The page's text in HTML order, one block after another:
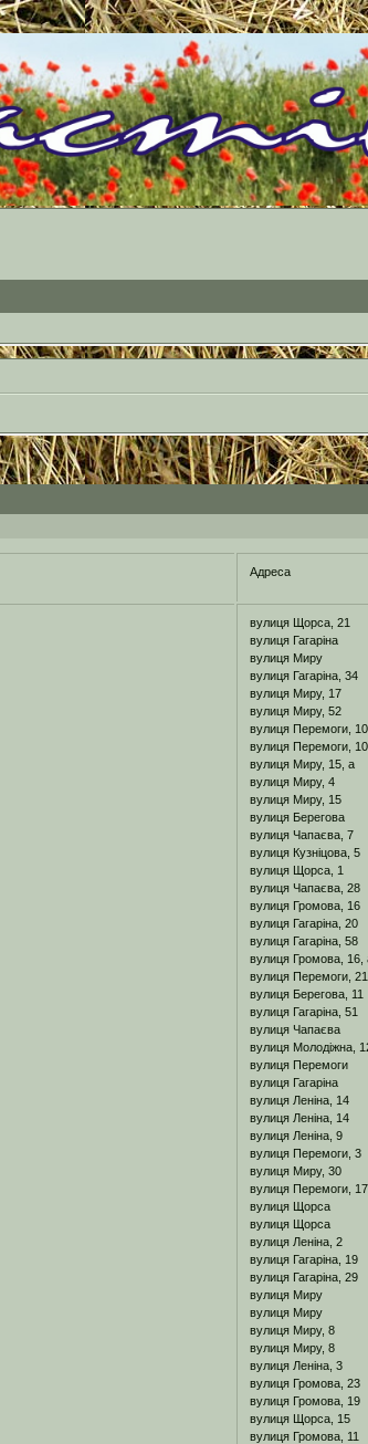
Адреса
вулиця Щорса, 21
вулиця Гагаріна
вулиця Миру
вулиця Гагаріна, 34
вулиця Миру, 17
вулиця Миру, 52
вулиця Перемоги,
вулиця Перемоги,
вулиця Миру, 15, а
вулиця Миру, 4
вулиця Миру, 15
вулиця Берегова
вулиця Чапаєва, 7
вулиця Кузніцова, 5
вулиця Щорса, 1
вулиця Чапаєва, 28
вулиця Громова, 16
вулиця Гагаріна, 20
вулиця Гагаріна, 58
вулиця Громова, 16,
вулиця Перемоги, 21
вулиця Берегова, 11
вулиця Гагаріна, 51
вулиця Чапаєва
вулиця Молодіжна,
вулиця Перемоги
вулиця Гагаріна
вулиця Леніна, 14
вулиця Леніна, 14
вулиця Леніна, 9
вулиця Перемоги, 3
вулиця Миру, 30
вулиця Перемоги, 17
вулиця Щорса
вулиця Щорса
вулиця Леніна, 2
вулиця Гагаріна, 19
вулиця Гагаріна, 29
вулиця Миру
вулиця Миру
вулиця Миру, 8
вулиця Миру, 8
вулиця Леніна, 3
вулиця Громова, 23
вулиця Громова, 19
вулиця Щорса, 15
вулиця Громова, 11